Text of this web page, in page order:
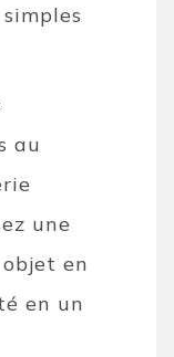
au
une
en
en un